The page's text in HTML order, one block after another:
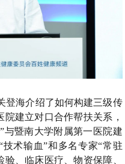
登海介绍了如何构建三级传
建立对口合作帮扶关系，
与暨南大学附属第一医院建
术输血”和多名专家“常驻
、临床医疗、物资保障、